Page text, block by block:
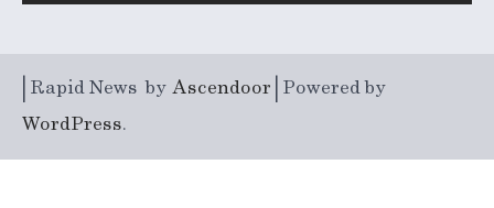
| Rapid News byAscendoor | Powered by
WordPress.